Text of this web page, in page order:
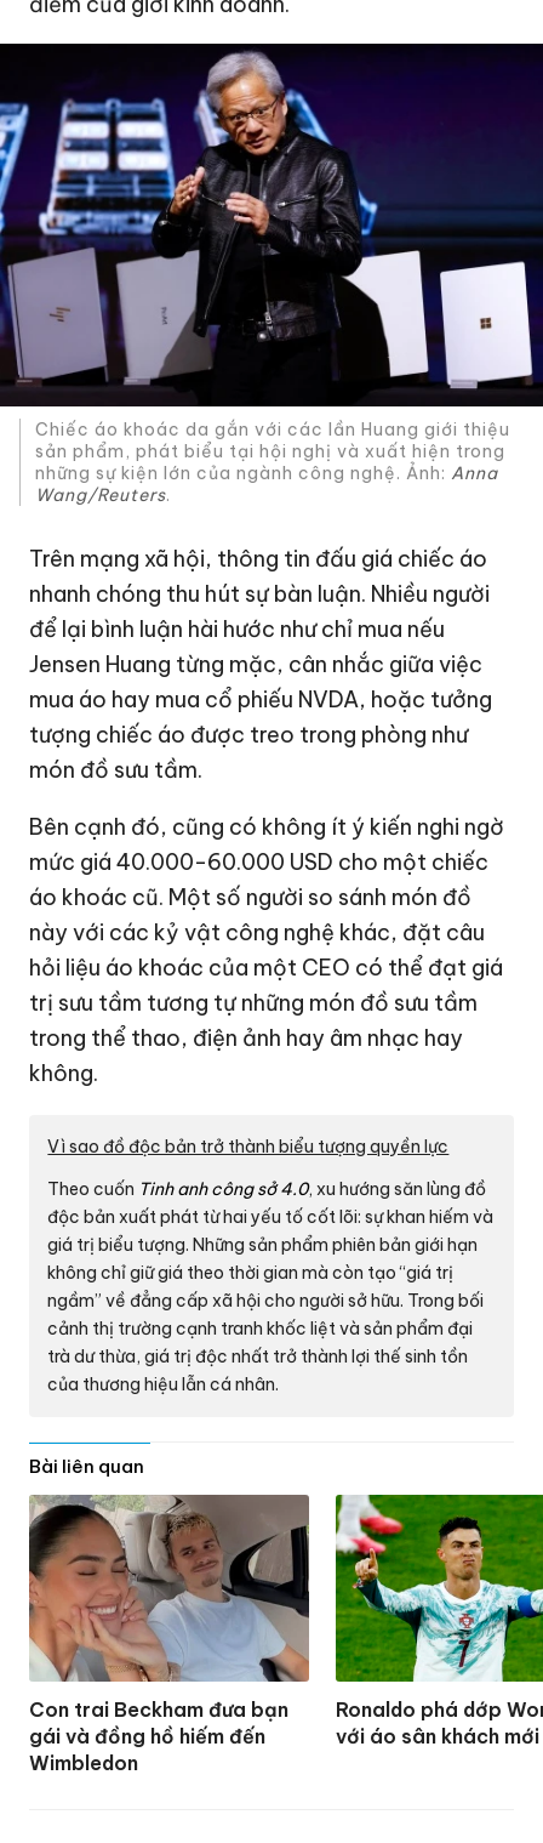
Chiếc áo khoác da gắn với các lần Huang giới thiệu
sản phẩm, phát biểu tại hội nghị và xuất hiện trong
những sự kiện lớn của ngành công nghệ. Ảnh: Anna
Wang/Reuters.
Trên mạng xã hội, thông tin đấu giá chiếc áo
nhanh chóng thu hút sự bàn luận. Nhiều người
để lại bình luận hài hước như chỉ mua nếu
Jensen Huang từng mặc, cân nhắc giữa việc
mua áo hay mua cổ phiếu NVDA, hoặc tưởng
tượng chiếc áo được treo trong phòng như
món đồ sưu tầm.
Bên cạnh đó, cũng có không ít ý kiến nghi ngờ
mức giá 40.000-60.000 USD cho một chiếc
áo khoác cũ. Một số người so sánh món đồ
này với các kỷ vật công nghệ khác, đặt câu
hỏi liệu áo khoác của một CEO có thể đạt giá
trị sưu tầm tương tự những món đồ sưu tầm
trong thể thao, điện ảnh hay âm nhạc hay
không.
Vì sao đồ độc bản trở thành biểu tượng quyền lực
Theo cuốn Tinh anh công sở 4.0, xu hướng săn lùng đồ
độc bản xuất phát từ hai yếu tố cốt lõi: sự khan hiếm và
giá trị biểu tượng. Những sản phẩm phiên bản giới hạn
không chỉ giữ giá theo thời gian mà còn tạo “giá trị
ngầm” về đẳng cấp xã hội cho người sở hữu. Trong bối
cảnh thị trường cạnh tranh khốc liệt và sản phẩm đại
trà dư thừa, giá trị độc nhất trở thành lợi thế sinh tồn
của thương hiệu lẫn cá nhân.
Bài liên quan
Con trai Beckham đưa bạn
gái và đồng hồ hiếm đến
Wimbledon
Ronaldo phá dớp
với áo sân khách